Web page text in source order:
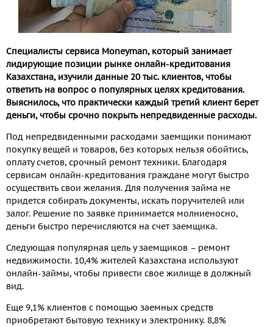
Специалисты сервиса Moneyman, который занимает
лидирующие позиции рынке онлайн-кредитования
Казахстана, изучили данные 20 тыс. клиентов, чтобы
ответить на вопрос о популярных целях кредитования.
Выяснилось, что практически каждый третий клиент берет
деньги, чтобы срочно покрыть непредвиденные расходы.
Под непредвиденными расходами заемщики понимают
покупку вещей и товаров, без которых нельзя обойтись,
оплату счетов, срочный ремонт техники. Благодаря
сервисам онлайн-кредитования граждане могут быстро
осуществить свои желания. Для получения займа не
придется собирать документы, искать поручителей или
залог. Решение по заявке принимается молниеносно,
деньги быстро перечисляются на счет заемщика.
Следующая популярная цель у заемщиков – ремонт
недвижимости. 10,4% жителей Казахстана используют
онлайн-займы, чтобы привести свое жилище в должный
вид.
Еще 9,1% клиентов с помощью заемных средств
приобретают бытовую технику и электронику. 8,8%